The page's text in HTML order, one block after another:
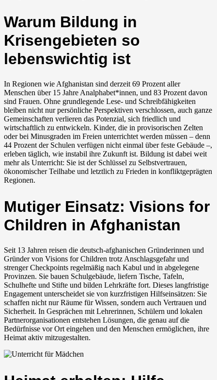
Warum Bildung in
Krisengebieten so
lebenswichtig ist
In Regionen wie Afghanistan sind derzeit 69 Prozent aller
Menschen über 15 Jahre Analphabet*innen, und 83 Prozent davon
sind Frauen. Ohne grundlegende Lese- und Schreibfähigkeiten
bleiben nicht nur persönliche Perspektiven verschlossen, auch ganze
Gemeinschaften verlieren das Potenzial, sich friedlich und
wirtschaftlich zu entwickeln. Kinder, die in provisorischen Zelten
oder bei Minusgraden im Freien unterrichtet werden müssen – denn
44 Prozent der Schulen verfügen nicht einmal über feste Gebäude –,
erleben täglich, wie instabil ihre Zukunft ist. Bildung ist dabei weit
mehr als Unterricht: Sie ist der Schlüssel zu Selbstvertrauen,
ökonomischer Teilhabe und letztlich zu Frieden in konfliktgeprägten
Regionen.
Mutiger Einsatz: Visions for
Children in Afghanistan
Seit 13 Jahren reisen die deutsch-afghanischen Gründerinnen und
Gründer von Visions for Children trotz Anschlagsgefahr und
strenger Checkpoints regelmäßig nach Kabul und in abgelegene
Provinzen. Sie bauen Schulgebäude, liefern Tische, Tafeln,
Schulhefte und Stifte und bilden Lehrkräfte fort. Dieses langfristige
Engagement unterscheidet sie von kurzfristigen Hilfseinsätzen: Sie
schaffen nicht nur Räume für Wissen, sondern auch Vertrauen und
Sicherheit. In Gesprächen mit Lehrerinnen, Schülern und lokalen
Partnerorganisationen entstehen Lösungen, die genau auf die
Bedürfnisse vor Ort eingehen und den Menschen ermöglichen, ihre
Heimat aktiv mitzugestalten.